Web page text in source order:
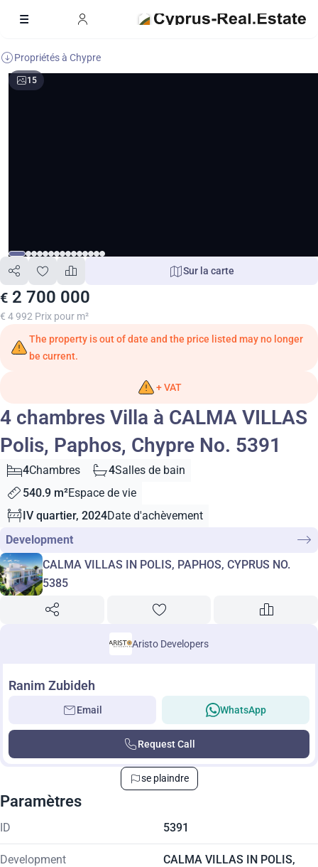
Propriétés à Chypre
15
€ 2 700 000
€ 4 992 Prix pour m²
Sur la carte
The property is out of date and the price listed may no longer
be current.
+ VAT
4 chambres Villa à CALMA VILLAS
Polis, Paphos, Chypre No. 5391
4Chambres 4Salles de bain
540.9 m²Espace de vie
IV quartier, 2024Date d'achèvement
Development
CALMA VILLAS IN POLIS, PAPHOS, CYPRUS NO.
5385
Aristo Developers
Ranim Zubideh
Email WhatsApp
Request Call
se plaindre
Paramètres
ID 5391
Development
CALMA VILLAS IN POLIS,